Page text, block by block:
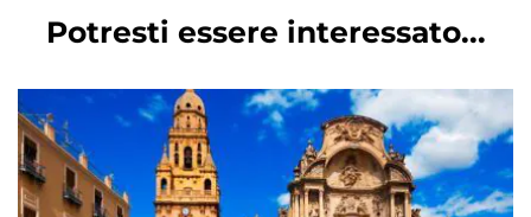
Potresti essere interessato...